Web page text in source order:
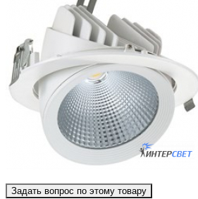
Задать вопрос по этому товару